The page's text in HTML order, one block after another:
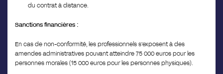
du contrat à distance.
Sanctions financières :
En cas de non-conformité, les professionnels s’exposent à des
amendes administratives pouvant atteindre 75 000 euros pour les
personnes morales (15 000 euros pour les personnes physiques).